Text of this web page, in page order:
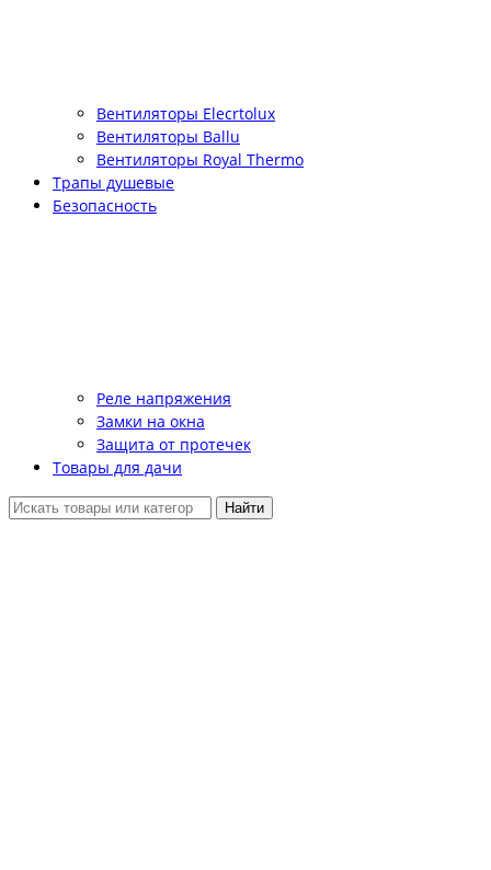
Вентиляторы Elecrtolux
Вентиляторы Ballu
Вентиляторы Royal Thermo
Трапы душевые
Безопасность
Реле напряжения
Замки на окна
Защита от протечек
Товары для дачи
Найти